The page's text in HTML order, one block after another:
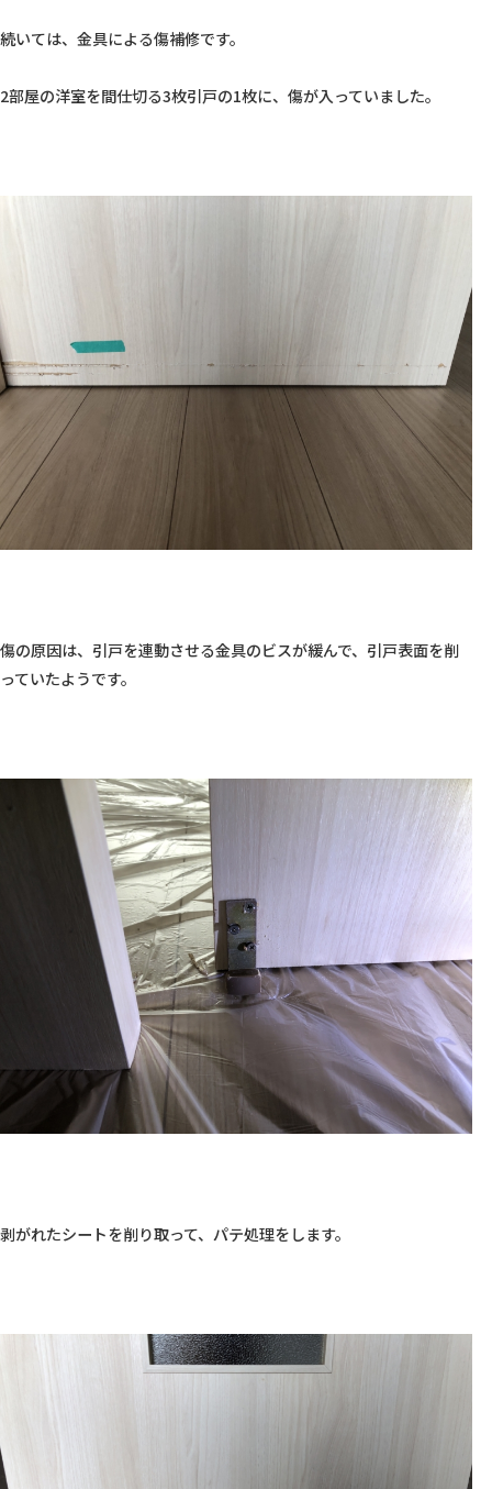
続いては、金具による傷補修です。
2部屋の洋室を間仕切る3枚引戸の1枚に、傷が入っていました。
傷の原因は、引戸を連動させる金具のビスが緩んで、引戸表面を削
っていたようです。
剥がれたシートを削り取って、パテ処理をします。